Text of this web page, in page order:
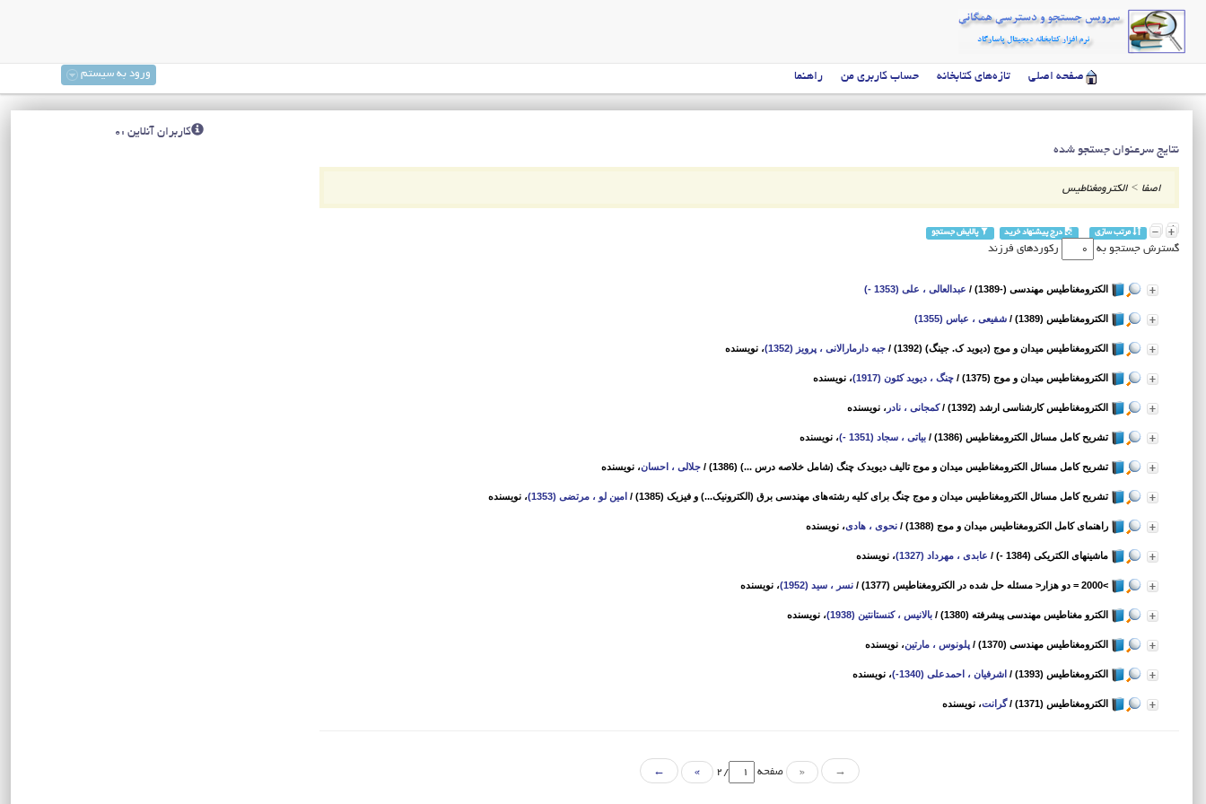
صفحه اصلی تازه‌های کتابخانه حساب کاربری من راهنما ورود به سیستم
نتایج سرعنوان جستجو شده
اصفا > الکترومغناطیس
مرتب سازی درج پیشنهاد خرید پالایش جستجو
گسترش جستجو به رکوردهای فرزند
الکترومغناطیس مهندسی (-1389) / عبدالعالی ، علی (1353 -)
الکترومغناطیس (1389) / شفیعی ، عباس (1355)
الکترومغناطیس میدان و موج (دیوید ک. جینگ) (1392) / جبه دارمارالانی ، پرویز (1352) ، نویسنده
الکترومغناطیس میدان و موج (1375) / چنگ ، دیوید کئون (1917) ، نویسنده
الکترومغناطیس کارشناسی ارشد (1392) /کمجانی ، نادر ، نویسنده
تشریح کامل مسائل الکترومغناطیس (1386) / بیاتی ، سجاد (1351 -) ، نویسنده
تشریح کامل مسائل الکترومغناطیس میدان و موج تالیف دیویدک چنگ (شامل خلاصه درس ...) (1386) / جلالی ، احسان، نویسنده
تشریح کامل مسائل الکترومغناطیس میدان و موج چنگ برای کلیه رشته‌های مهندسی برق (الکترونیک...) و فیزیک (1385) / امین لو ، مرتضی (1353) ، نویسنده
راهنمای کامل الکترومغناطیس میدان و موج (1388) / نحوی ، هادی، نویسنده
ماشینهای الکتریکی (1384 -) / عابدی ، مهرداد (1327) ، نویسنده
>2000 = دو هزار< مسئله حل شده در الکترومغناطیس (1377) / نسر ، سید (1952) ، نویسنده
الکترو مغناطیس مهندسی پیشرفته (1380) / بالانیس ، کنستانتین (1938) ، نویسنده
الکترومغناطیس مهندسی (1370) / پلونوس ، مارتین، نویسنده
الکترومغناطیس (1393) / اشرفیان ، احمدعلی (1340-) ، نویسنده
الکترومغناطیس (1371) /گرانت، نویسنده
→
« صفحه /2
»
←
کاربران آنلاین :0